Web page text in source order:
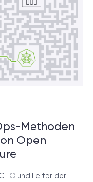
Methoden
Open
und Leiter der